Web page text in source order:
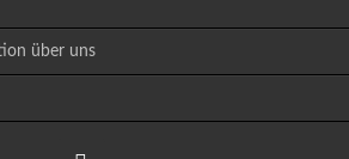
über uns